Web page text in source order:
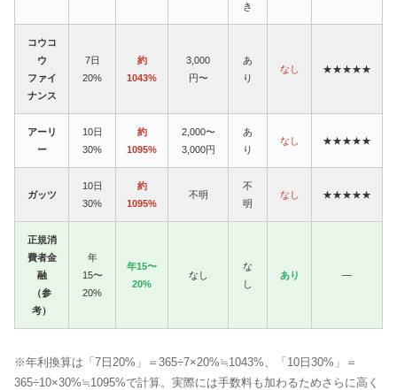
き
コウコ
ウ
ファイ
ナンス
7日
20%
約
1043%
3,000
円〜
あ
り
なし ★★★★★
アーリ
ー
10日
30%
約
1095%
2,000〜
3,000円
あ
り
なし ★★★★★
ガッツ
10日
30%
約
1095%
不明
不
明
なし ★★★★★
正規消
費者金
融
（参
考）
年
15〜
20%
年15〜
20%
なし
な
し
あり —
※年利換算は「7日20%」＝365÷7×20%≒1043%、「10日30%」＝
365÷10×30%≒1095%で計算。実際には手数料も加わるためさらに高く